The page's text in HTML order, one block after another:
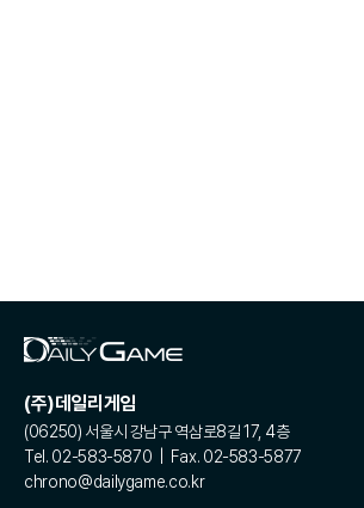
(주)데일리게임
(06250) 서울시 강남구 역삼로8길 17, 4층
Tel. 02-583-5870 | Fax. 02-583-5877
chrono@dailygame.co.kr